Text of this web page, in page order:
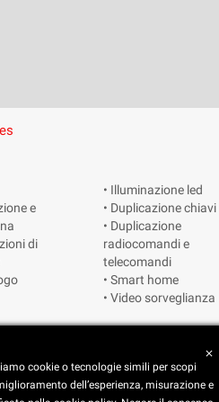
e
di
• Illuminazione led
• Duplicazione chiavi
• Duplicazione
radiocomandi e
telecomandi
• Smart home
• Video sorveglianza
close
cookie o tecnologie simili per scopi
dell’esperienza, misurazione e